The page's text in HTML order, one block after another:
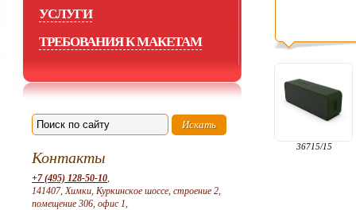
УСЛУГИ
ТРЕБОВАНИЯ К МАКЕТАМ
Контакты
+7 (495) 128-50-10,
141407, Химки, Куркинское шоссе, строение 2,
помещение 306, офис 1,
36715/15